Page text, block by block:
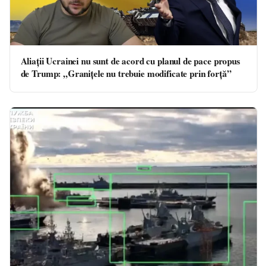
Aliaţii Ucrainei nu sunt de acord cu planul de pace propus
de Trump: „Graniţele nu trebuie modificate prin forţă”